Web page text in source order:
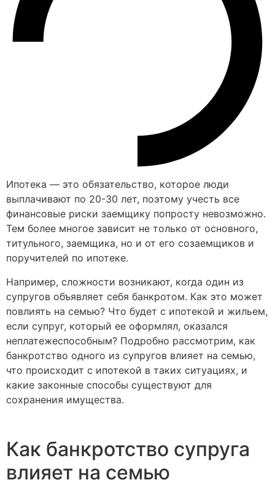
Ипотека — это обязательство, которое люди
выплачивают по 20-30 лет, поэтому учесть все
финансовые риски заемщику попросту невозможно.
Тем более многое зависит не только от основного,
титульного, заемщика, но и от его созаемщиков и
поручителей по ипотеке.
Например, сложности возникают, когда один из
супругов объявляет себя банкротом. Как это может
повлиять на семью? Что будет с ипотекой и жильем,
если супруг, который ее оформлял, оказался
неплатежеспособным? Подробно рассмотрим, как
банкротство одного из супругов влияет на семью,
что происходит с ипотекой в таких ситуациях, и
какие законные способы существуют для
сохранения имущества.
Как банкротство супруга
влияет на семью